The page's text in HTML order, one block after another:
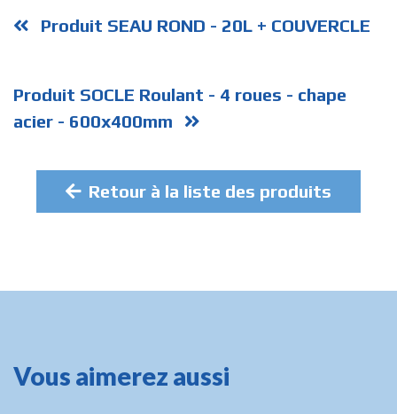
Produit SEAU ROND - 20L + COUVERCLE
Produit SOCLE Roulant - 4 roues - chape
acier - 600x400mm
Retour à la liste des produits
Vous aimerez aussi